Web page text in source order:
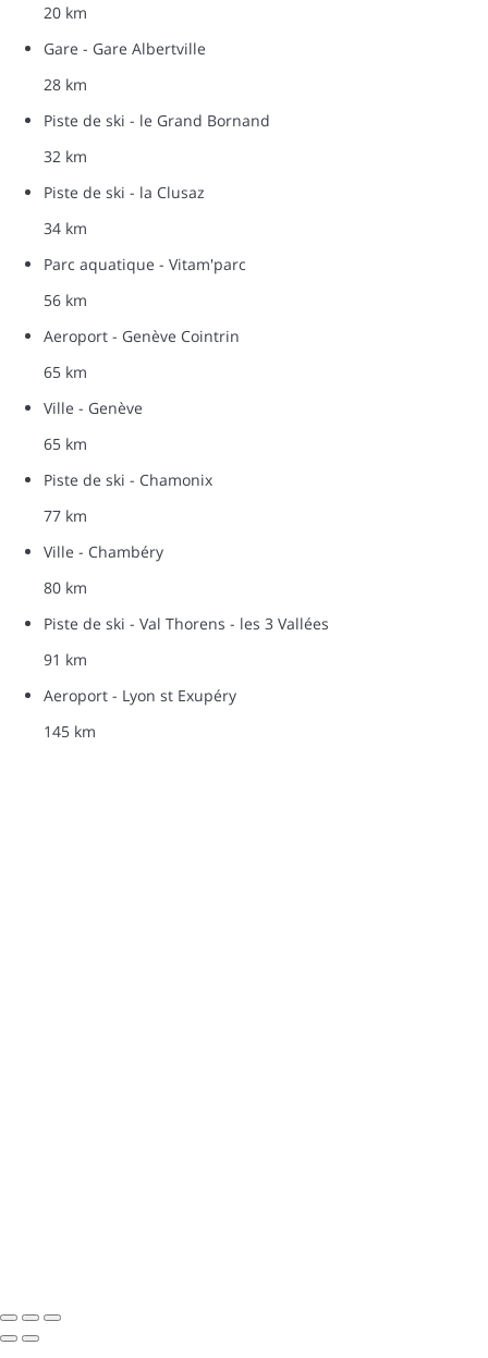
20 km
Gare - Gare Albertville
28 km
Piste de ski - le Grand Bornand
32 km
Piste de ski - la Clusaz
34 km
Parc aquatique - Vitam'parc
56 km
Aeroport - Genève Cointrin
65 km
Ville - Genève
65 km
Piste de ski - Chamonix
77 km
Ville - Chambéry
80 km
Piste de ski - Val Thorens - les 3 Vallées
91 km
Aeroport - Lyon st Exupéry
145 km